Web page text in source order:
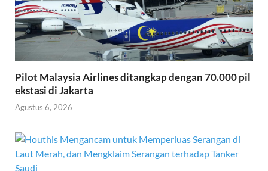
Pilot Malaysia Airlines ditangkap dengan 70.000 pil
ekstasi di Jakarta
Agustus 6, 2026